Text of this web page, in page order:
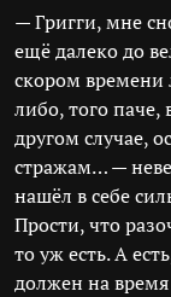
— Григги, мне
ещё далеко до
скором времени
либо, того
другом случае,
стражам… —
нашёл в себе
Прости, что
то уж есть. А
должен на